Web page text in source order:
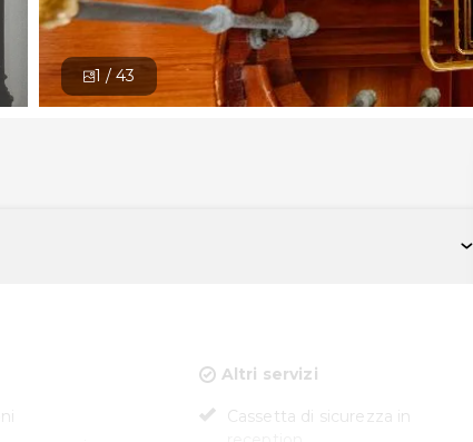
1 /43
Altri servizi
Cassetta di sicurezza in